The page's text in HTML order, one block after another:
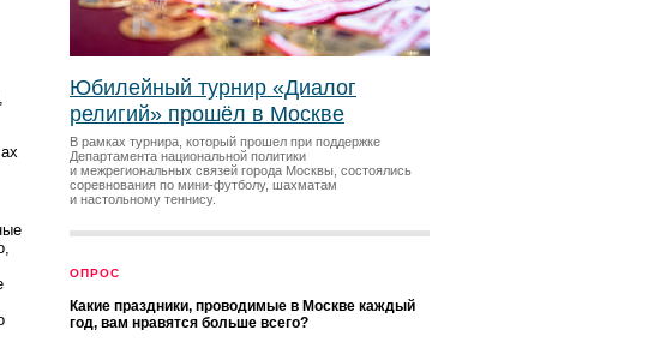
Юбилейный турнир «Диалог
религий» прошёл в Москве
В рамках турнира, который прошел при поддержке
Департамента национальной политики
и межрегиональных связей города Москвы, состоялись
соревнования по мини-футболу, шахматам
и настольному теннису.
ОПРОС
Какие праздники, проводимые в Москве каждый
год, вам нравятся больше всего?